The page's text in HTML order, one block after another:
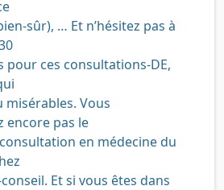
sûr), … Et n’hésitez pas à
pour ces consultations-DE,
Vous
encore pas le
en médecine du
Et si vous êtes dans